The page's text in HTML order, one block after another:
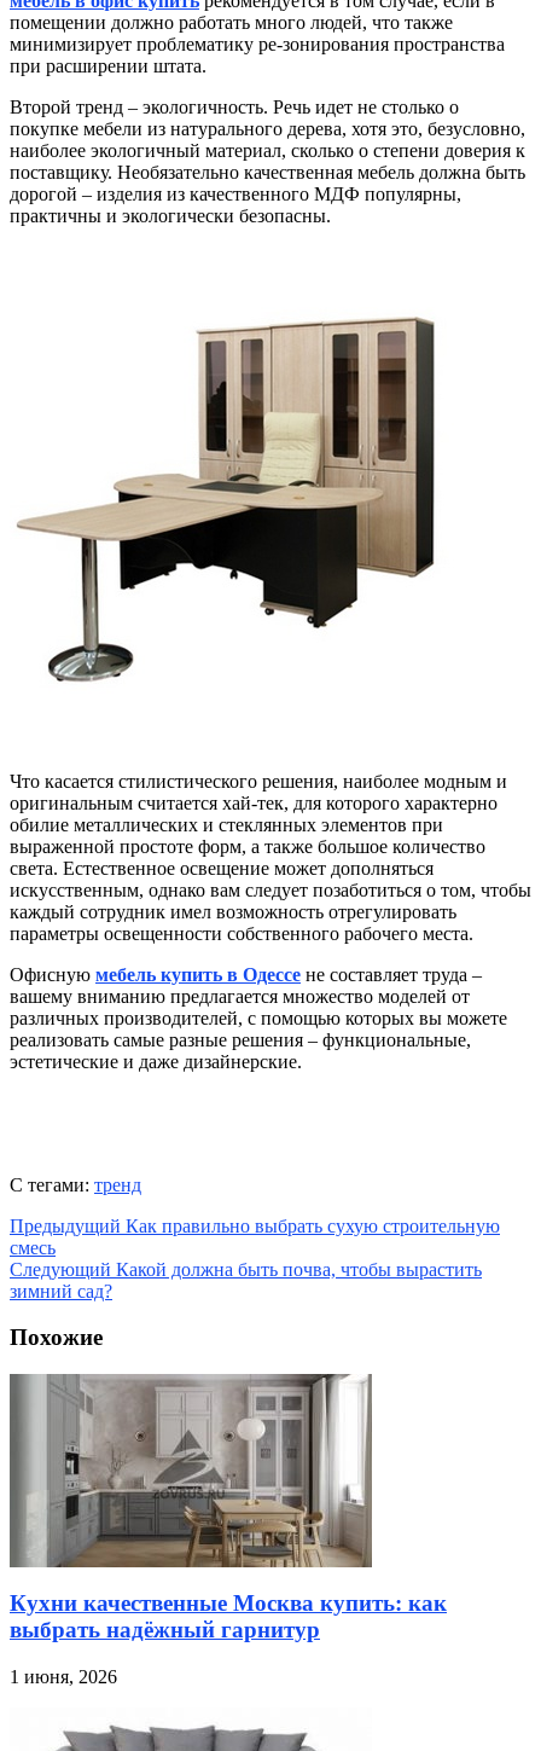
помещении должно работать много людей, что также
минимизирует проблематику ре-зонирования пространства
при расширении штата.
Второй тренд – экологичность. Речь идет не столько о
покупке мебели из натурального дерева, хотя это, безусловно,
наиболее экологичный материал, сколько о степени доверия к
поставщику. Необязательно качественная мебель должна быть
дорогой – изделия из качественного МДФ популярны,
практичны и экологически безопасны.
Что касается стилистического решения, наиболее модным и
оригинальным считается хай-тек, для которого характерно
обилие металлических и стеклянных элементов при
выраженной простоте форм, а также большое количество
света. Естественное освещение может дополняться
искусственным, однако вам следует позаботиться о том, чтобы
каждый сотрудник имел возможность отрегулировать
параметры освещенности собственного рабочего места.
Офисную мебель купить в Одессе не составляет труда –
вашему вниманию предлагается множество моделей от
различных производителей, с помощью которых вы можете
реализовать самые разные решения – функциональные,
эстетические и даже дизайнерские.
С тегами: тренд
Предыдущий Как правильно выбрать сухую строительную
смесь
Следующий Какой должна быть почва, чтобы вырастить
зимний сад?
Похожие
Кухни качественные Москва купить: как
выбрать надёжный гарнитур
1 июня, 2026